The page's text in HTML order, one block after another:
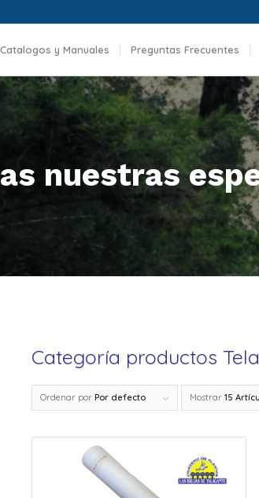
Catalogos y Manuales Preguntas Frecuentes
nuestras
Categoría productos
Ordenar porPor defecto Mostrar15